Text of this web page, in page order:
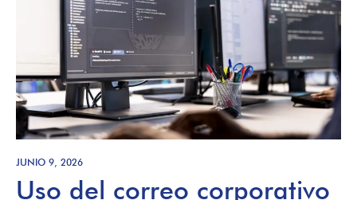
JUNIO 9, 2026
Uso del correo corporativo